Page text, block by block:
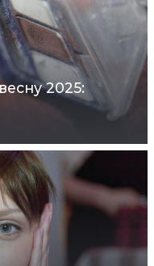
2025: